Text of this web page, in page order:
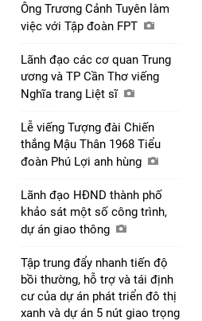
Ông Trương Cảnh Tuyên làm
việc với Tập đoàn FPT
Lãnh đạo các cơ quan Trung
ương và TP Cần Thơ viếng
Nghĩa trang Liệt sĩ
Lễ viếng Tượng đài Chiến
thắng Mậu Thân 1968 Tiểu
đoàn Phú Lợi anh hùng
Lãnh đạo HĐND thành phố
khảo sát một số công trình,
dự án giao thông
Tập trung đẩy nhanh tiến độ
bồi thường, hỗ trợ và tái định
cư của dự án phát triển đô thị
xanh và dự án 5 nút giao trọng